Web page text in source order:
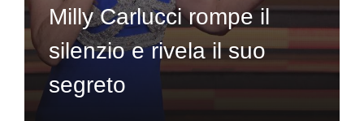
Milly Carlucci rompe il
silenzio e rivela il suo
segreto